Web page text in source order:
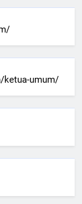
ketua-umum/